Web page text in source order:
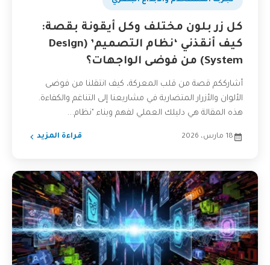
كل زر بلون مختلف وكل أيقونة بقصة:
كيف أنقذني ‘نظام التصميم’ (Design
System) من فوضى الواجهات؟
أشارككم قصة من قلب المعركة، كيف انتقلنا من فوضى
الألوان والأزرار المتضاربة في مشاريعنا إلى التناغم والكفاءة.
هذه المقالة هي دليلك العملي لفهم وبناء "نظام...
18 مارس، 2026 قراءة المزيد